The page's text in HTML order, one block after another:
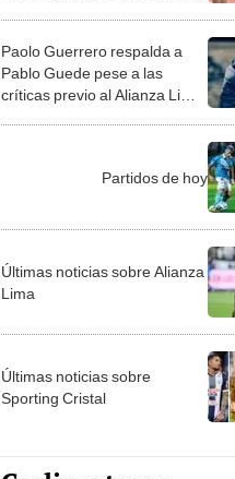
Paolo Guerrero respalda a
Pablo Guede pese a las
críticas previo al Alianza Lima
Partidos de hoy
Últimas noticias sobre Alianza
Lima
Últimas noticias sobre
Sporting Cristal